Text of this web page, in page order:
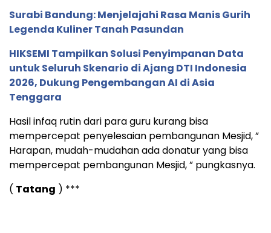
Surabi Bandung: Menjelajahi Rasa Manis Gurih
Legenda Kuliner Tanah Pasundan
HIKSEMI Tampilkan Solusi Penyimpanan Data
untuk Seluruh Skenario di Ajang DTI Indonesia
2026, Dukung Pengembangan AI di Asia
Tenggara
Hasil infaq rutin dari para guru kurang bisa
mempercepat penyelesaian pembangunan Mesjid, ”
Harapan, mudah-mudahan ada donatur yang bisa
mempercepat pembangunan Mesjid, ” pungkasnya.
( Tatang ) ***